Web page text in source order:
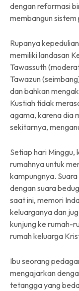
dengan reformasi
membangun sistem
Rupanya
memiliki landasan
Tawassuth
Tawazun
dan bahkan
Kustiah tidak
agama, karena dia
sekitarnya,
Setiap hari Minggu,
rumahnya untuk
kampungnya.
dengan suara
saat ini, memori
keluarganya dan
kunjung ke rumah-
rumah keluarga
Ibu seorang
mengajarkan
tetangga yang